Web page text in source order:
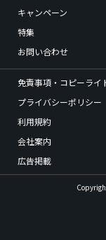
キャンペーン
特集
お問い合わせ
免責事項・コピーライ
プライバシーポリシー
利用規約
会社案内
広告掲載